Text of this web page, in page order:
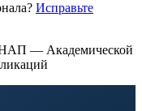
Исправьте
— Академической